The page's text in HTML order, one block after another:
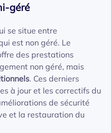
géré
se situe entre
est non géré. Le
des prestations
non géré, mais
. Ces derniers
à jour et les correctifs du
de sécurité
et la restauration du